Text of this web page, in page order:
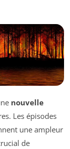
nouvelle
Les épisodes
une ampleur
de